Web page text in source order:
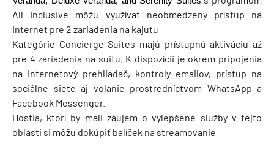
All Inclusive môžu využívať neobmedzený prístup na
Internet pre 2 zariadenia na kajutu
Kategórie Concierge Suites majú prístupnú aktiváciu až
pre 4 zariadenia na suitu. K dispozícii je okrem pripojenia
na internetový prehliadač, kontroly emailov, prístup na
sociálne siete aj volanie prostredníctvom WhatsApp a
Facebook Messenger.
Hostia, ktorí by mali záujem o vylepšené služby v tejto
oblasti si môžu dokúpiť balíček na streamovanie